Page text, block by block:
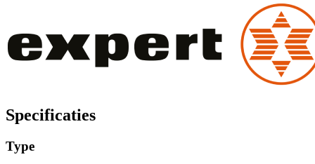
Specificaties
Type